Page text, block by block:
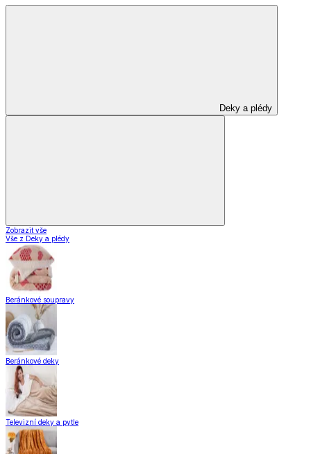
Deky a plédy
Zobrazit vše
Vše z Deky a plédy
Beránkové soupravy
Beránkové deky
Televizní deky a pytle